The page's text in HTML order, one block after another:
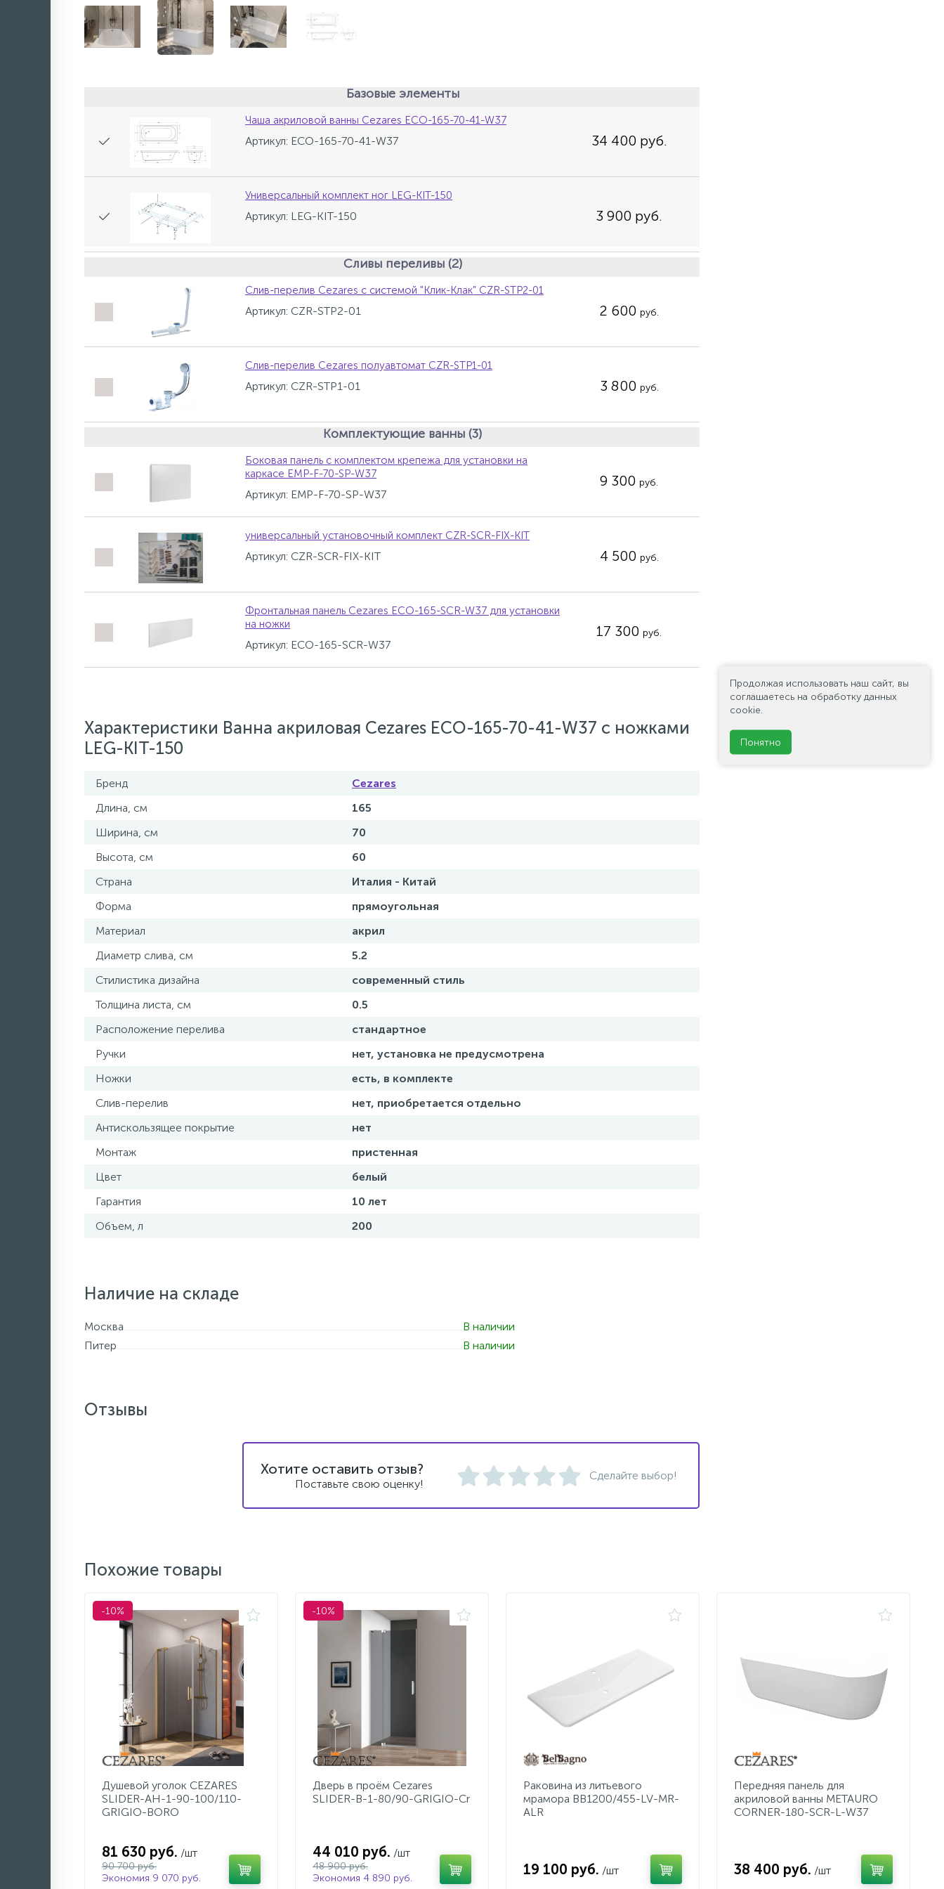
Базовые элементы
Чаша акриловой ванны Cezares ECO-165-70-41-W37
Артикул: ECO-165-70-41-W37 34 400 руб.
Универсальный комплект ног LEG-KIT-150
Артикул: LEG-KIT-150 3 900 руб.
Сливы переливы (2)
Слив-перелив Cezares с системой "Клик-Клак" CZR-STP2-01
Артикул: CZR-STP2-01 2 600 руб.
Слив-перелив Cezares полуавтомат CZR-STP1-01
Артикул: CZR-STP1-01 3 800 руб.
Комплектующие ванны (3)
Боковая панель с комплектом крепежа для установки на
каркасе EMP-F-70-SP-W37
Артикул: EMP-F-70-SP-W37
9 300 руб.
универсальный установочный комплект CZR-SCR-FIX-KIT
Артикул: CZR-SCR-FIX-KIT 4 500 руб.
Фронтальная панель Cezares ECO-165-SCR-W37 для установки
на ножки
Артикул: ECO-165-SCR-W37
17 300 руб.
Характеристики Ванна акриловая Cezares ECO-165-70-41-W37 с ножками
LEG-KIT-150
Бренд
Cezares
Длина, см
165
Ширина, см
70
Высота, см
60
Страна
Италия - Китай
Форма
прямоугольная
Материал
акрил
Диаметр слива, см
5.2
Стилистика дизайна
современный стиль
Толщина листа, см
0.5
Расположение перелива
стандартное
Ручки
нет, установка не предусмотрена
Ножки
есть, в комплекте
Слив-перелив
нет, приобретается отдельно
Антискользящее покрытие
нет
Монтаж
пристенная
Цвет
белый
Гарантия
10 лет
Объем, л
200
Наличие на складе
Москва
В наличии
Питер
В наличии
Отзывы
Хотите оставить отзыв?
Поставьте свою оценку!
Сделайте выбор!
Похожие товары
-10%
Душевой уголок CEZARES
SLIDER-AH-1-90-100/110-
GRIGIO-BORO
81 630 руб. /шт
90 700 руб.
Экономия 9 070 руб.
-10%
Дверь в проём Cezares
SLIDER-B-1-80/90-GRIGIO-Cr
44 010 руб. /шт
48 900 руб.
Экономия 4 890 руб.
Раковина из литьевого
мрамора BB1200/455-LV-MR-
ALR
19 100 руб. /шт
Передняя панель для
акриловой ванны METAURO
CORNER-180-SCR-L-W37
38 400 руб. /шт
Продолжая использовать наш сайт, вы
соглашаетесь на обработку данных
cookie.
Понятно